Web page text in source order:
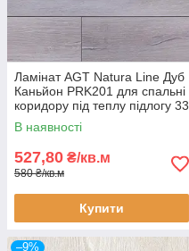
Ламінат AGT Natura Line Дуб
Каньйон PRK201 для спальні
коридору під теплу підлогу 33
клас 8 мм товщина з фаскою
В наявності
527,80 ₴/кв.м
580 ₴/кв.м
Купити
–9%